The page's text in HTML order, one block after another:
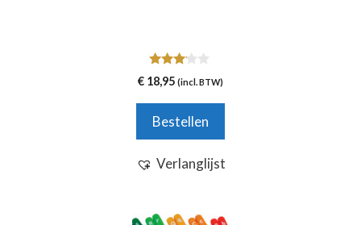
3.00
van 5
€ 18,95 (incl. BTW)
Bestellen
Verlanglijst